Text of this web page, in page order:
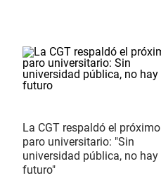
La CGT respaldó el próximo
paro universitario: "Sin
universidad pública, no hay
futuro"